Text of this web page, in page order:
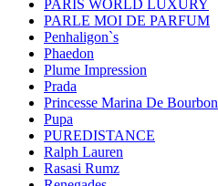
PARIS WORLD LUXURY
PARLE MOI DE PARFUM
Penhaligon`s
Phaedon
Plume Impression
Prada
Princesse Marina De Bourbon
Pupa
PUREDISTANCE
Ralph Lauren
Rasasi Rumz